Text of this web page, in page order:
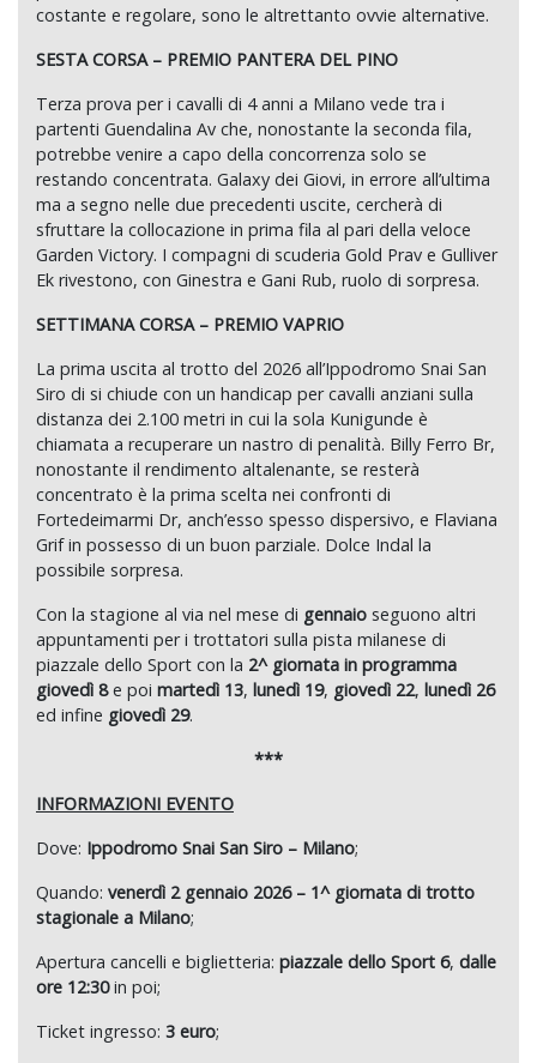
costante e regolare, sono le altrettanto ovvie alternative.
SESTA CORSA – PREMIO PANTERA DEL PINO
Terza prova per i cavalli di 4 anni a Milano vede tra i
partenti Guendalina Av che, nonostante la seconda fila,
potrebbe venire a capo della concorrenza solo se
restando concentrata. Galaxy dei Giovi, in errore all’ultima
ma a segno nelle due precedenti uscite, cercherà di
sfruttare la collocazione in prima fila al pari della veloce
Garden Victory. I compagni di scuderia Gold Prav e Gulliver
Ek rivestono, con Ginestra e Gani Rub, ruolo di sorpresa.
SETTIMANA CORSA – PREMIO VAPRIO
La prima uscita al trotto del 2026 all’Ippodromo Snai San
Siro di si chiude con un handicap per cavalli anziani sulla
distanza dei 2.100 metri in cui la sola Kunigunde è
chiamata a recuperare un nastro di penalità. Billy Ferro Br,
nonostante il rendimento altalenante, se resterà
concentrato è la prima scelta nei confronti di
Fortedeimarmi Dr, anch’esso spesso dispersivo, e Flaviana
Grif in possesso di un buon parziale. Dolce Indal la
possibile sorpresa.
Con la stagione al via nel mese di gennaio seguono altri
appuntamenti per i trottatori sulla pista milanese di
piazzale dello Sport con la 2^ giornata in programma
giovedì 8e poi martedì 13, lunedì 19, giovedì 22, lunedì 26
ed infine giovedì 29.
***
INFORMAZIONI EVENTO
Dove: Ippodromo Snai San Siro – Milano;
Quando: venerdì 2 gennaio 2026 – 1^ giornata di trotto
stagionale a Milano;
Apertura cancelli e biglietteria: piazzale dello Sport 6, dalle
ore 12:30in poi;
Ticket ingresso: 3 euro;